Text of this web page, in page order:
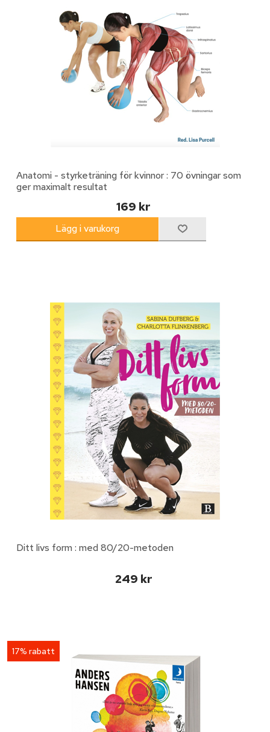
Anatomi - styrketräning för kvinnor : 70 övningar som
ger maximalt resultat
169 kr
Ditt livs form : med 80/20-metoden
249 kr
17% rabatt